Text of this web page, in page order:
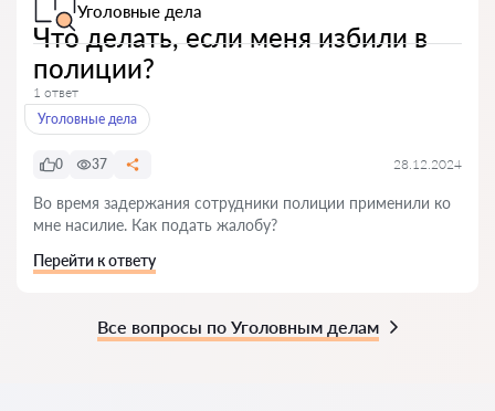
Уголовные дела
Что делать, если меня избили в
полиции?
1 ответ
Уголовные дела
0 37 28.12.2024
Во время задержания сотрудники полиции применили ко
мне насилие. Как подать жалобу?
Перейти к ответу
Все вопросы по Уголовным делам